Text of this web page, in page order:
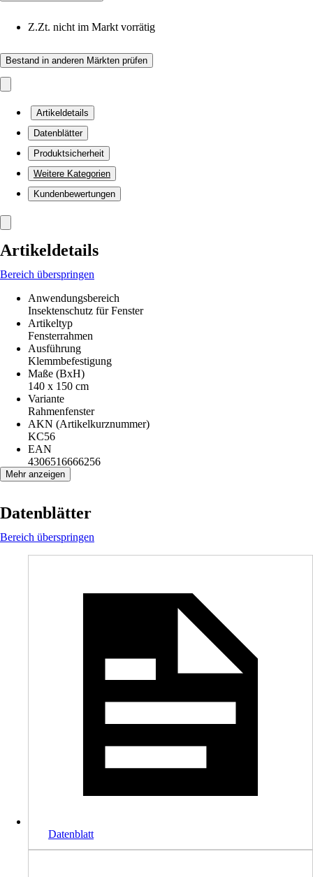
Z.Zt. nicht im Markt vorrätig
Bestand in anderen Märkten prüfen
Artikeldetails
Datenblätter
Produktsicherheit
Weitere Kategorien
Kundenbewertungen
Artikeldetails
Bereich überspringen
Anwendungsbereich
Insektenschutz für Fenster
Artikeltyp
Fensterrahmen
Ausführung
Klemmbefestigung
Maße (BxH)
140 x 150 cm
Variante
Rahmenfenster
AKN (Artikelkurznummer)
KC56
EAN
4306516666256
Mehr anzeigen
Datenblätter
Bereich überspringen
Datenblatt